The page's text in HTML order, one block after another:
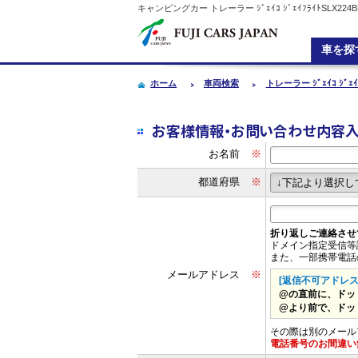
キャンピングカー トレーラー ｼﾞｪｲｺ ｼﾞｪｲﾌﾗｲﾄ
車を探
ホーム 車両検索 トレーラー ｼﾞｪｲｺ ｼﾞ
お客様情報・お問い合わせ内容
お名前 ※
都道府県 ※
メールアドレス ※
折り返しご連絡さ
ドメイン指定受信
また、一部携帯電
[返信不可アドレ
@の直前に、ドッ
@より前で、ド
その際は別のメー
電話番号のお間違い